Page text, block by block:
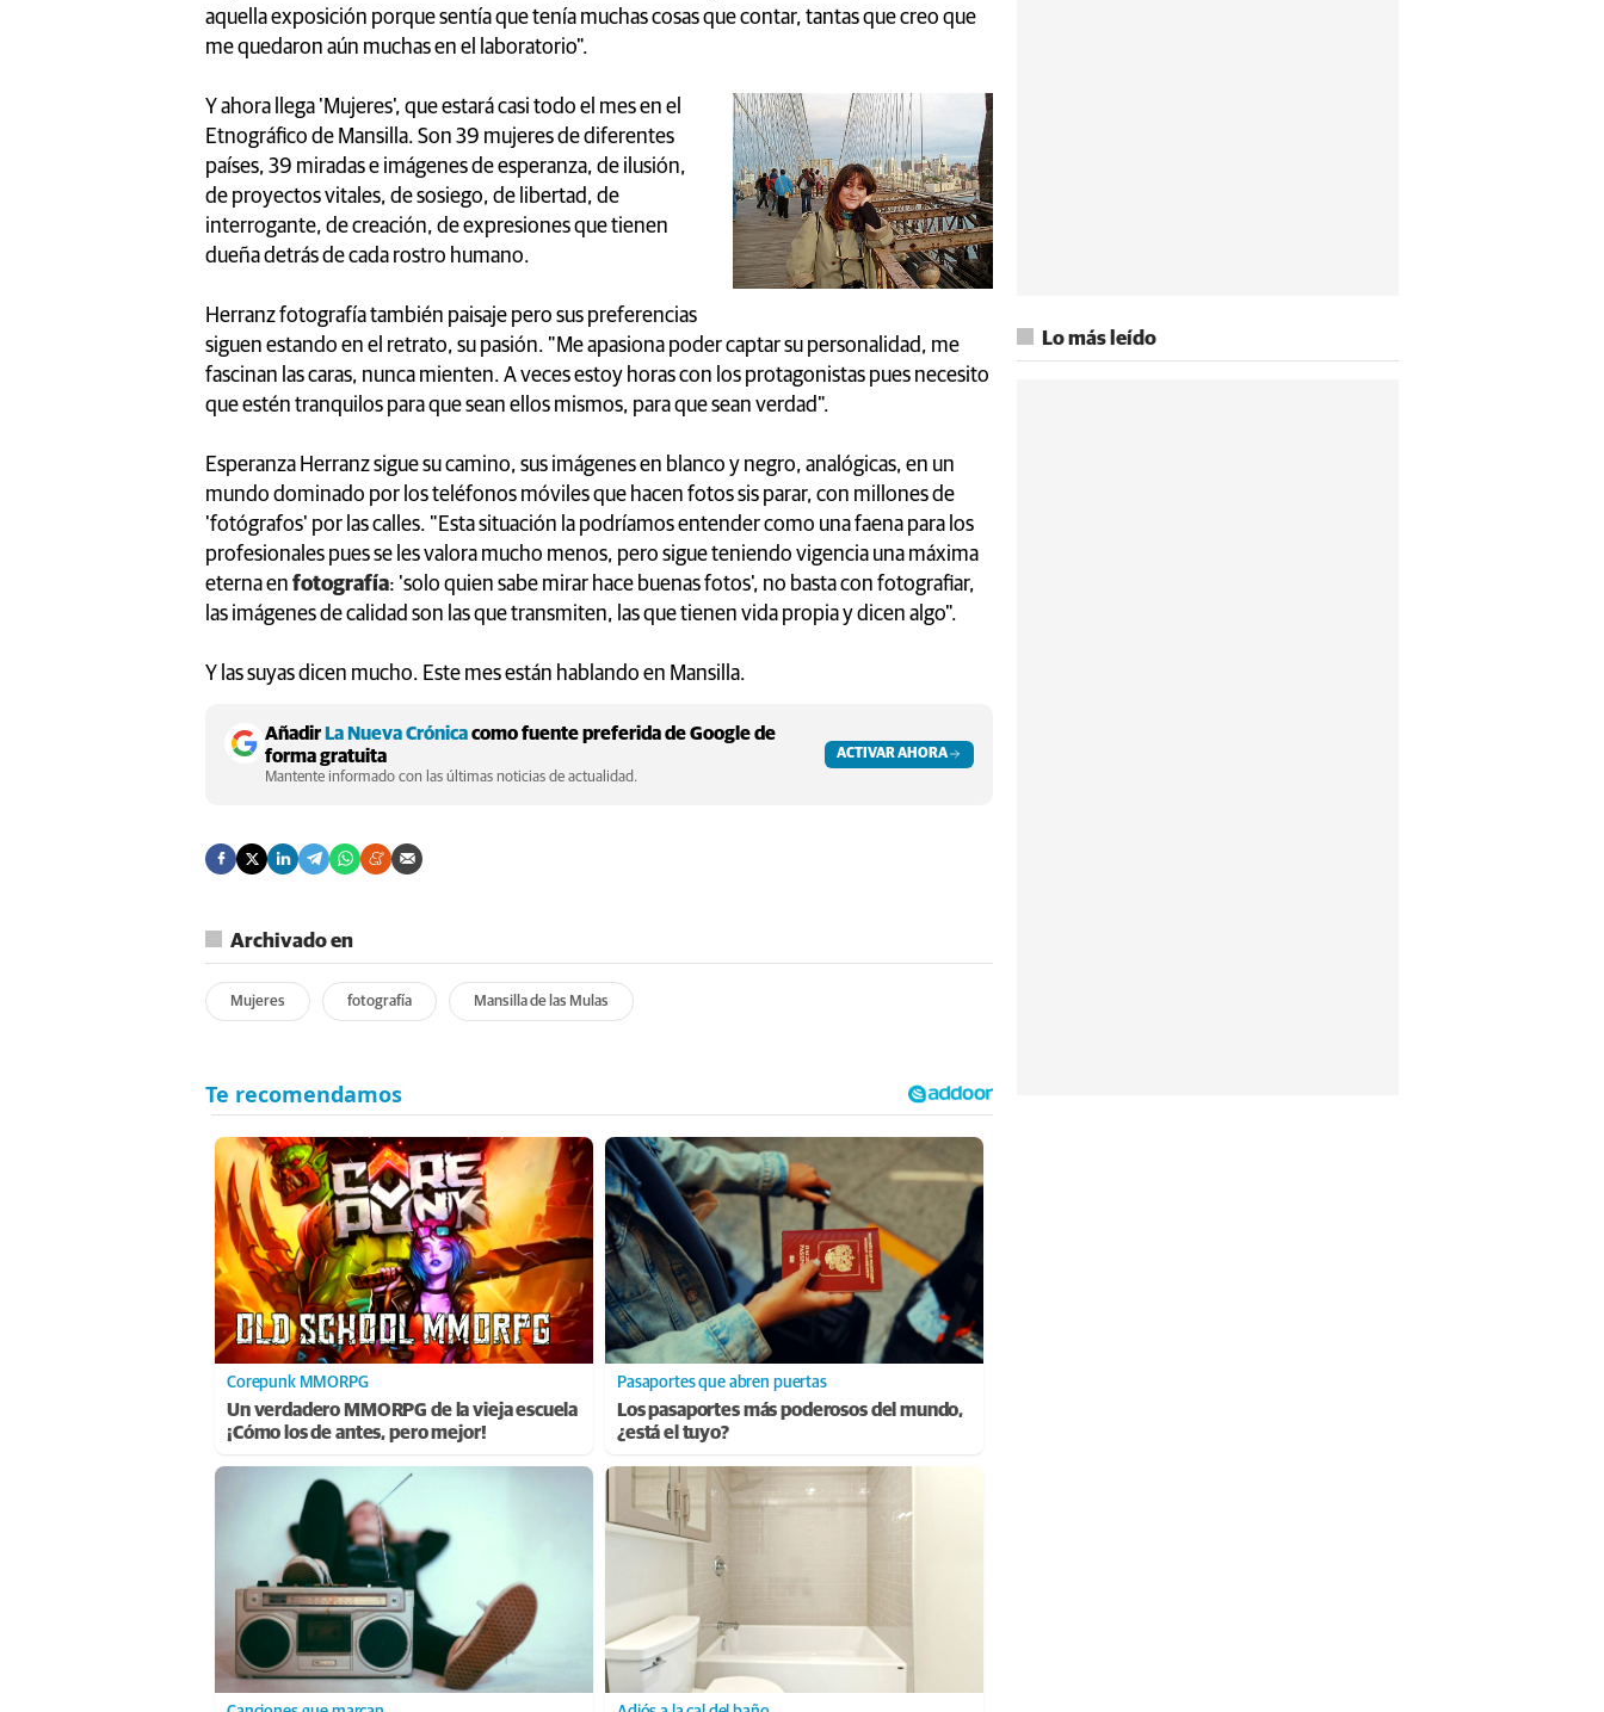
aquella exposición porque sentía que tenía muchas cosas que contar, tantas que creo que
me quedaron aún muchas en el laboratorio".
Y ahora llega 'Mujeres', que estará casi todo el mes en el
Etnográfico de Mansilla. Son 39 mujeres de diferentes
países, 39 miradas e imágenes de esperanza, de ilusión,
de proyectos vitales, de sosiego, de libertad, de
interrogante, de creación, de expresiones que tienen
dueña detrás de cada rostro humano.
Herranz fotografía también paisaje pero sus preferencias
siguen estando en el retrato, su pasión. "Me apasiona poder captar su personalidad, me
fascinan las caras, nunca mienten. A veces estoy horas con los protagonistas pues necesito
que estén tranquilos para que sean ellos mismos, para que sean verdad".
Esperanza Herranz sigue su camino, sus imágenes en blanco y negro, analógicas, en un
mundo dominado por los teléfonos móviles que hacen fotos sis parar, con millones de
'fotógrafos' por las calles. "Esta situación la podríamos entender como una faena para los
profesionales pues se les valora mucho menos, pero sigue teniendo vigencia una máxima
eterna en fotografía: 'solo quien sabe mirar hace buenas fotos', no basta con fotografiar,
las imágenes de calidad son las que transmiten, las que tienen vida propia y dicen algo".
Y las suyas dicen mucho. Este mes están hablando en Mansilla.
AñadirLa Nueva Crónicacomo fuente preferida de Google de
forma gratuita
Mantente informado con las últimas noticias de actualidad.
ACTIVAR AHORA
Archivado en
Mujeres fotografía Mansilla de las Mulas
Corepunk MMORPG
Un verdadero MMORPG de la vieja escuela
¡Cómo los de antes, pero mejor!
Pasaportes que abren puertas
Los pasaportes más poderosos del mundo,
¿está el tuyo?
Lo más leído